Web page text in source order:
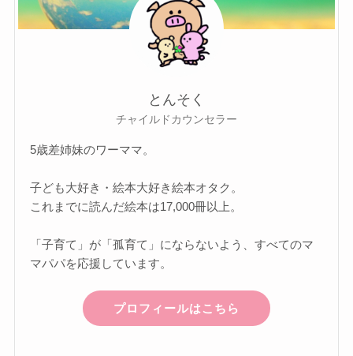
とんそく
チャイルドカウンセラー
5歳差姉妹のワーママ。
子ども大好き・絵本大好き絵本オタク。
これまでに読んだ絵本は17,000冊以上。
「子育て」が「孤育て」にならないよう、すべてのマ
マパパを応援しています。
プロフィールはこちら